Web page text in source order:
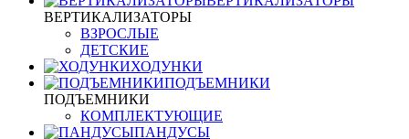
ВЕРТИКАЛИЗАТОРЫ
ВЗРОСЛЫЕ
ДЕТСКИЕ
ХОДУНКИ
ПОДЪЕМНИКИ
ПОДЪЕМНИКИ
КОМПЛЕКТУЮЩИЕ
ПАНДУСЫ